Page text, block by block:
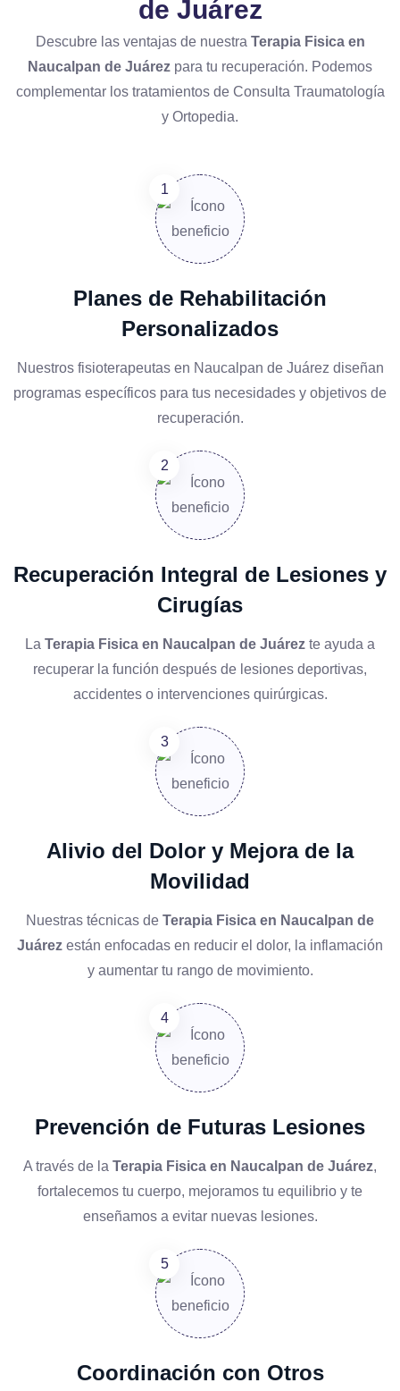
de Juárez
Descubre las ventajas de nuestra Terapia Fisica en
Naucalpan de Juárez para tu recuperación. Podemos
complementar los tratamientos de Consulta Traumatología
y Ortopedia.
Planes de Rehabilitación
Personalizados
Nuestros fisioterapeutas en Naucalpan de Juárez diseñan
programas específicos para tus necesidades y objetivos de
recuperación.
Recuperación Integral de Lesiones y
Cirugías
La Terapia Fisica en Naucalpan de Juárez te ayuda a
recuperar la función después de lesiones deportivas,
accidentes o intervenciones quirúrgicas.
Alivio del Dolor y Mejora de la
Movilidad
Nuestras técnicas de Terapia Fisica en Naucalpan de
Juárez están enfocadas en reducir el dolor, la inflamación
y aumentar tu rango de movimiento.
Prevención de Futuras Lesiones
A través de la Terapia Fisica en Naucalpan de Juárez,
fortalecemos tu cuerpo, mejoramos tu equilibrio y te
enseñamos a evitar nuevas lesiones.
Coordinación con Otros